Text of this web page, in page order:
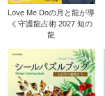
Love Me Doの月と龍が導
く守護龍占術 2027 知の
龍